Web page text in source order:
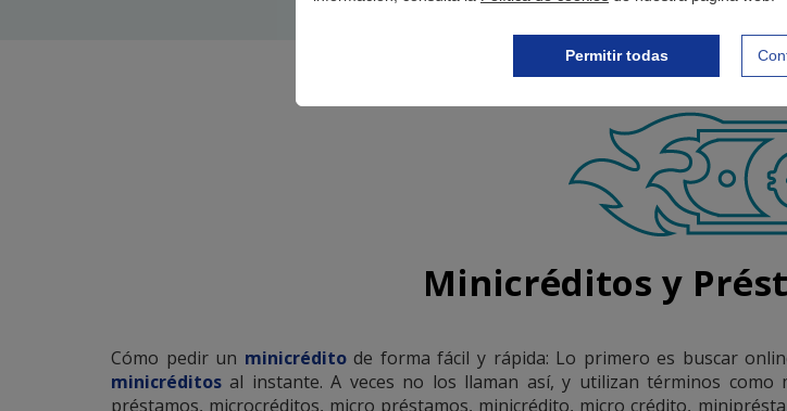
Permitir todas
Minicréditos y
Cómo pedir un minicréditode forma fácil y rápida: Lo primero es buscar
minicréditos al instante. A veces no los llaman así, y utilizan términos como
préstamos, microcréditos, micro préstamos, minicrédito, micro crédito,